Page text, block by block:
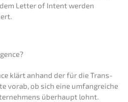
Letter of Intent werden
klärt anhand der für die Trans­
vorab, ob sich eine umfang­rei­che
überhaupt lohnt.